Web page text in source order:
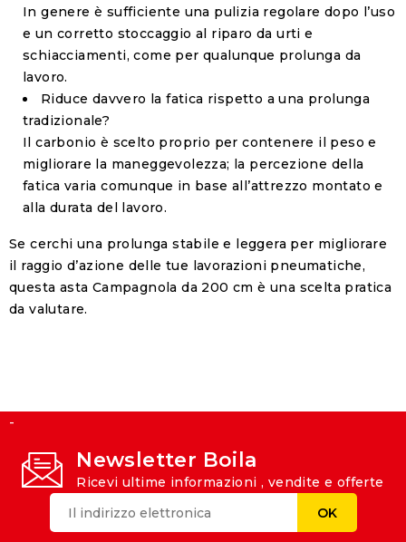
In genere è sufficiente una pulizia regolare dopo l’uso
e un corretto stoccaggio al riparo da urti e
schiacciamenti, come per qualunque prolunga da
lavoro.
Riduce davvero la fatica rispetto a una prolunga
tradizionale?
Il carbonio è scelto proprio per contenere il peso e
migliorare la maneggevolezza; la percezione della
fatica varia comunque in base all’attrezzo montato e
alla durata del lavoro.
Se cerchi una prolunga stabile e leggera per migliorare
il raggio d’azione delle tue lavorazioni pneumatiche,
questa asta Campagnola da 200 cm è una scelta pratica
da valutare.
-
Newsletter Boila
Ricevi ultime informazioni , vendite e offerte